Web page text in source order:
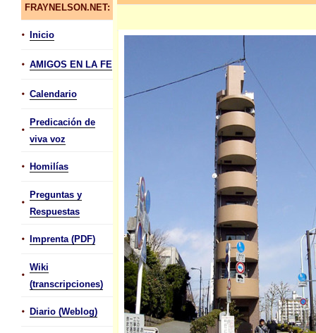
FRAYNELSON.NET:
• Inicio
• AMIGOS EN LA FE
• Calendario
•
Predicación de
viva voz
• Homilías
•
Preguntas y
Respuestas
• Imprenta (PDF)
•
Wiki
(transcripciones)
• Diario (Weblog)